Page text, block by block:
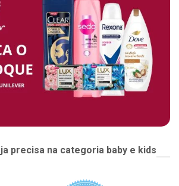
precisa na categoria baby e kids